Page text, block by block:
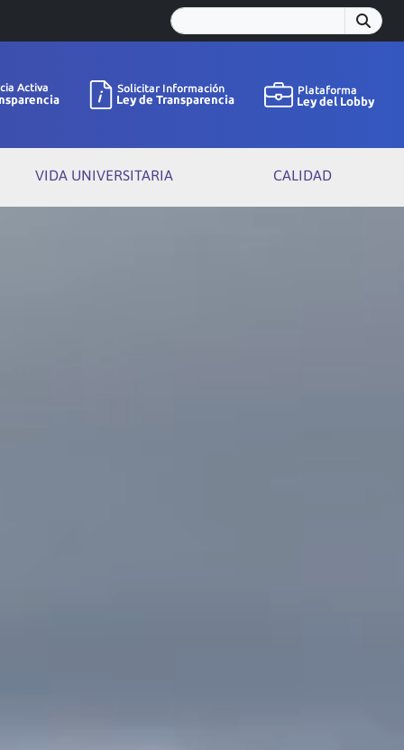
VIDA UNIVERSITARIA CALIDAD